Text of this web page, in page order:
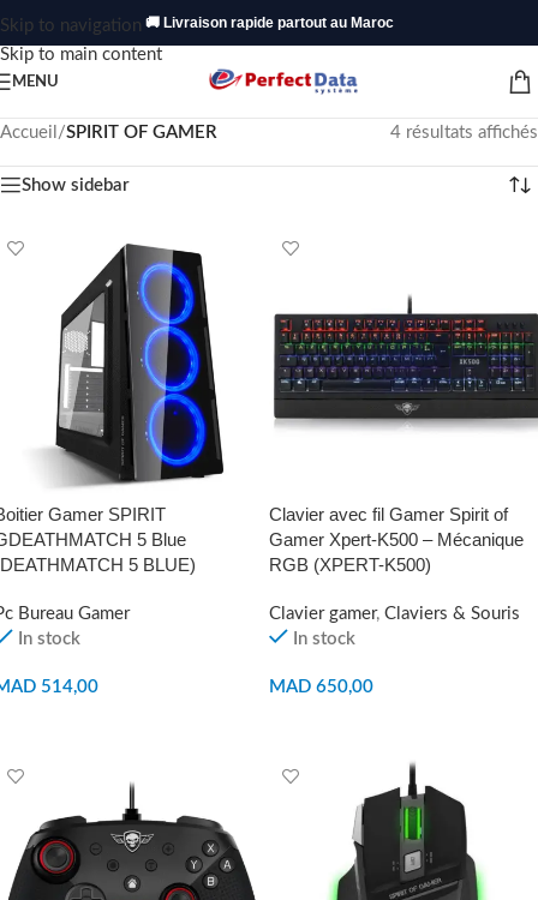
Skip to navigation
Skip to main content
🚚 Livraison rapide partout au Maroc
MENU
Accueil /SPIRIT OF GAMER 4 résultats affichés
Show sidebar
Gamer SPIRIT
5 Blue
5 BLUE)
Bureau Gamer
In stock
514,00
Clavier avec fil Gamer Spirit of
Gamer Xpert-K500 – Mécanique
RGB (XPERT-K500)
Clavier gamer, Claviers & Souris
In stock
MAD 650,00